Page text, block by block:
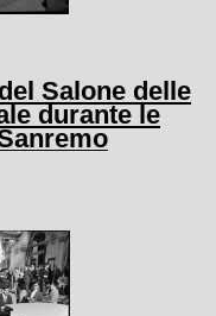
Salone delle
durante le